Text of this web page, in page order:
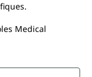
Medical